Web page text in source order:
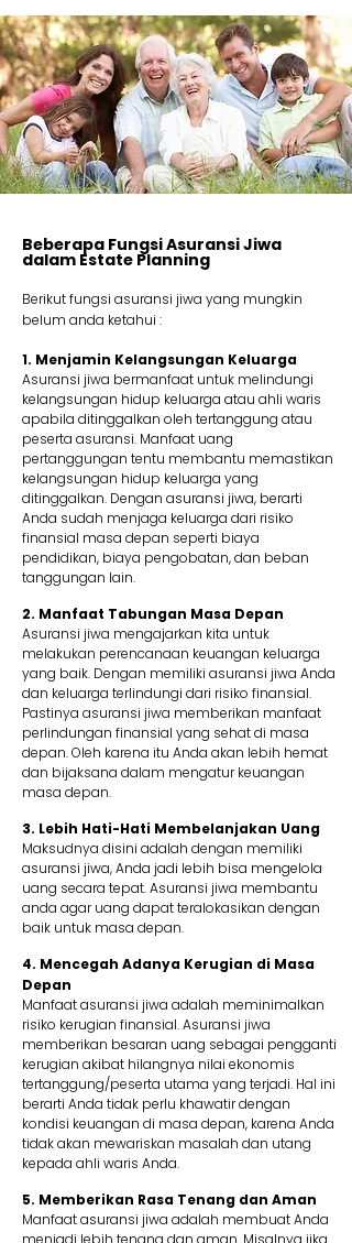
Beberapa Fungsi Asuransi Jiwa
dalam Estate Planning
Berikut fungsi asuransi jiwa yang mungkin
belum anda ketahui :
1. Menjamin Kelangsungan Keluarga
Asuransi jiwa bermanfaat untuk melindungi
kelangsungan hidup keluarga atau ahli waris
apabila ditinggalkan oleh tertanggung atau
peserta asuransi. Manfaat uang
pertanggungan tentu membantu memastikan
kelangsungan hidup keluarga yang
ditinggalkan. Dengan asuransi jiwa, berarti
Anda sudah menjaga keluarga dari risiko
finansial masa depan seperti biaya
pendidikan, biaya pengobatan, dan beban
tanggungan lain.
2. Manfaat Tabungan Masa Depan
Asuransi jiwa mengajarkan kita untuk
melakukan perencanaan keuangan keluarga
yang baik. Dengan memiliki asuransi jiwa Anda
dan keluarga terlindungi dari risiko finansial.
Pastinya asuransi jiwa memberikan manfaat
perlindungan finansial yang sehat di masa
depan. Oleh karena itu Anda akan lebih hemat
dan bijaksana dalam mengatur keuangan
masa depan.
3. Lebih Hati-Hati Membelanjakan Uang
Maksudnya disini adalah dengan memiliki
asuransi jiwa, Anda jadi lebih bisa mengelola
uang secara tepat. Asuransi jiwa membantu
anda agar uang dapat teralokasikan dengan
baik untuk masa depan.
4. Mencegah Adanya Kerugian di Masa
Depan
Manfaat asuransi jiwa adalah meminimalkan
risiko kerugian finansial. Asuransi jiwa
memberikan besaran uang sebagai pengganti
kerugian akibat hilangnya nilai ekonomis
tertanggung/peserta utama yang terjadi. Hal ini
berarti Anda tidak perlu khawatir dengan
kondisi keuangan di masa depan, karena Anda
tidak akan mewariskan masalah dan utang
kepada ahli waris Anda.
5. Memberikan Rasa Tenang dan Aman
Manfaat asuransi jiwa adalah membuat Anda
menjadi lebih tenang dan aman. Misalnya jika